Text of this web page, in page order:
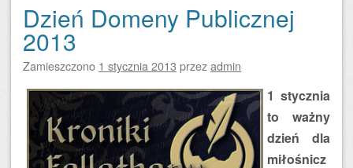
Dzień Domeny Publicznej
2013
Zamieszczono 1 stycznia 2013 przezadmin
1 stycznia
to ważny
dzień dla
miłośnicz